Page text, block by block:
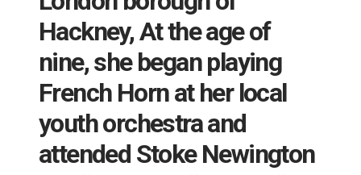
Hackney, At the age of
nine, she began playing
French Horn at her local
youth orchestra and
attended Stoke Newington